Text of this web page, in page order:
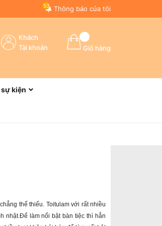
Thông báo của tôi
53
Giỏ hàng
Khách
Tài khoản
kiện
thể thiếu. Toitulam với rất nhiều
nhật.Để làm nổi bật bàn tiệc thì hẳn